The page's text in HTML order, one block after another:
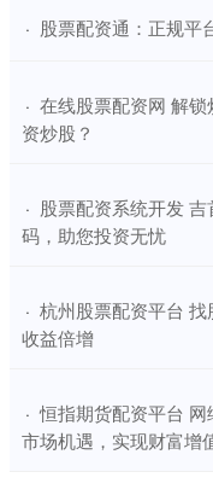
· 股票配资通：正规平
· 在线股票配资网 解
资炒股？
· 股票配资系统开发
码，助您投资无忧
· 杭州股票配资平台 找
收益倍增
· 恒指期货配资平台
市场机遇，实现财富增